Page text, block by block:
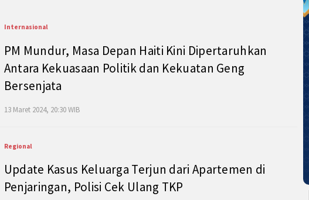
Internasional
PM Mundur, Masa Depan Haiti Kini Dipertaruhkan
Antara Kekuasaan Politik dan Kekuatan Geng
Bersenjata
13 Maret 2024, 20:30 WIB
Regional
Update Kasus Keluarga Terjun dari Apartemen di
Penjaringan, Polisi Cek Ulang TKP